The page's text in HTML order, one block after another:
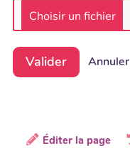
Valider Annuler
Éditer la page